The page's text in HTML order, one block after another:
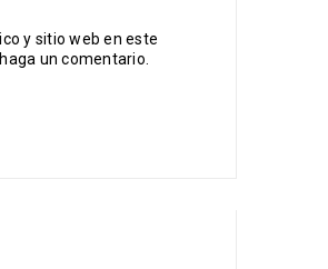
y sitio web en este
un comentario.